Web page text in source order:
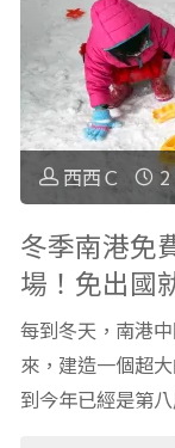
西西Ｃ
冬季南港免
場！免出國
每到冬天，南港
來，建造一個超
到今年已經是第